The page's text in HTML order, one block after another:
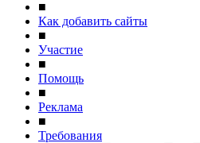
■
Как добавить сайты
■
Участие
■
Помощь
■
Реклама
■
Требования